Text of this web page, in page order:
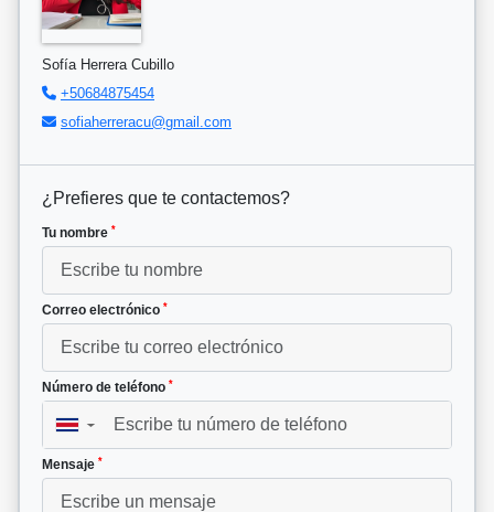
Sofía Herrera Cubillo
+50684875454
sofiaherreracu@gmail.com
¿Prefieres que te contactemos?
Tu nombre *
Correo electrónico *
Número de teléfono *
▼
Mensaje *